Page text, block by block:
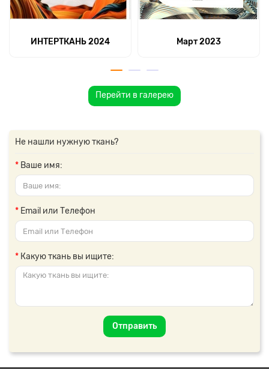
ИНТЕРТКАНЬ 2024 Март 2023
Перейти в галерею
Не нашли нужную ткань?
Ваше имя:
Email или Телефон
Какую ткань вы ищите:
Отправить